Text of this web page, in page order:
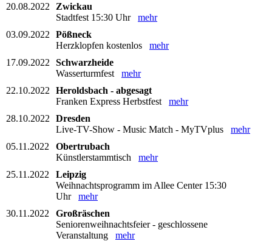
20.08.2022
Zwickau
Stadtfest 15:30 Uhr mehr
03.09.2022
Pößneck
Herzklopfen kostenlos mehr
17.09.2022
Schwarzheide
Wasserturmfest mehr
22.10.2022
Heroldsbach - abgesagt
Franken Express Herbstfest mehr
28.10.2022
Dresden
Live-TV-Show - Music Match - MyTVplus mehr
05.11.2022
Obertrubach
Künstlerstammtisch mehr
25.11.2022
Leipzig
Weihnachtsprogramm im Allee Center 15:30
Uhr mehr
30.11.2022
Großräschen
Seniorenweihnachtsfeier - geschlossene
Veranstaltung mehr